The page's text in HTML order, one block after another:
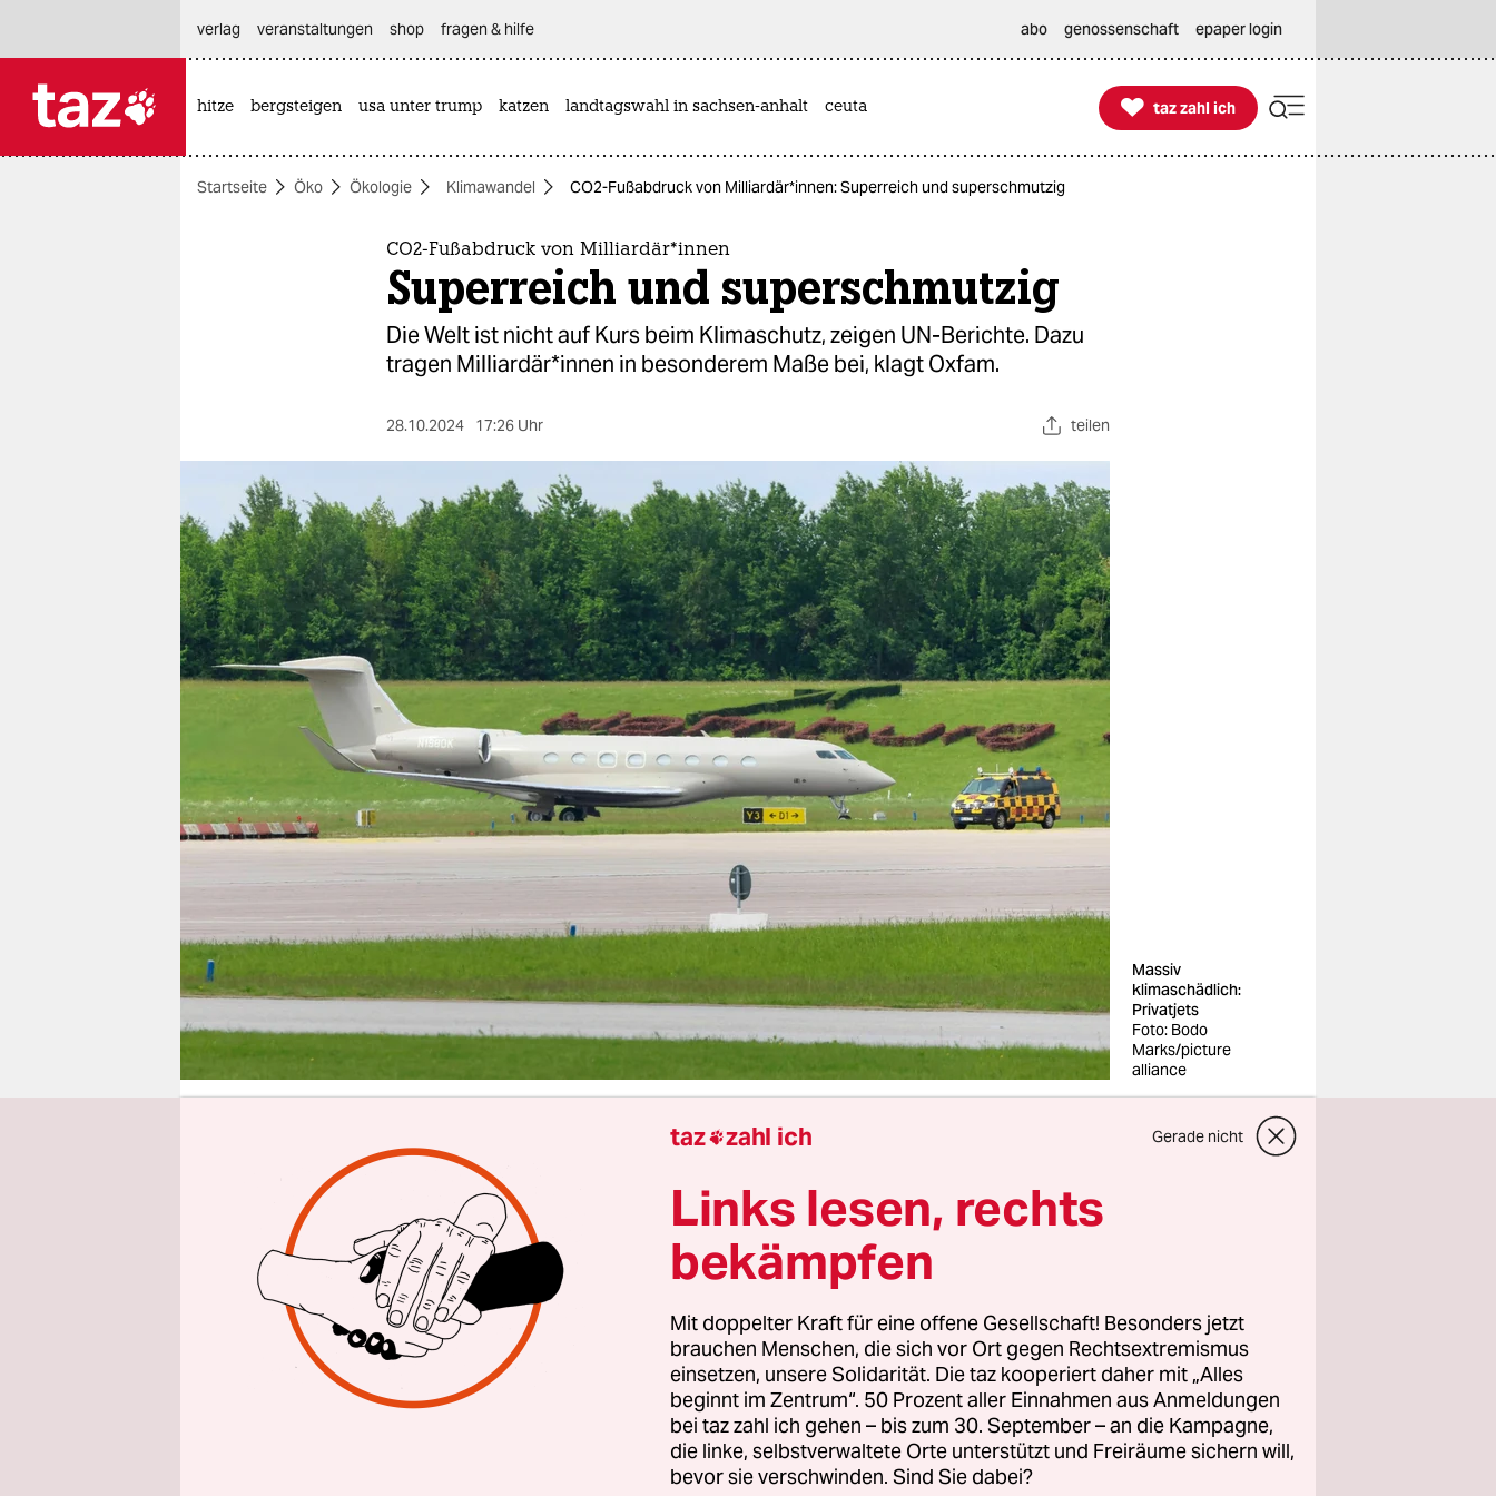
themen
berlin
nord
wahrheit
verlag
verlag
veranstaltungen
shop
fragen & hilfe
abo
genossenschaft
epaper login
verlag
veranstaltungen shop fragen & hilfe abo genossenschaft epaper login
hitze bergsteigen usa unter trump katzen landtagswahl in sachsen-anhalt ceuta 
taz zahl ich
taz zahl ich
Startseite Öko Ökologie Klimawandel CO2-Fußabdruck von Mil­li­ar­dä­r*in­nen: Superreich und superschmutzig
CO2-Fußabdruck von Mil­li­ar­dä­r*in­nen
Superreich und superschmutzig
Die Welt ist nicht auf Kurs beim Klimaschutz, zeigen UN-Berichte. Dazu
tragen Mil­li­ar­dä­r*in­nen in besonderem Maße bei, klagt Oxfam.
28.10.2024 17:26 Uhr teilen
Massiv
klimaschädlich:
Privatjets
Foto: Bodo
Marks/picture
alliance
Aus Berlin
Die Superreichen der Welt sind durch Luxusgüter wie Privatjets und
Jachten jährlich für mehr Treibhausgasemissionen verantwortlich, als
der Großteil der Menschheit in ihrem ganzen Leben ausstoßen wird.
Das hat eine Recherche der Nichtregierungsorganisation Oxfam
ergeben, die dafür die öffentlich verfügbaren Daten von Privatjets und
Jachten von 50 der reichsten Mil­li­ar­dä­r*in­nen ausgewertet hat.
Der Studie zufolge produziert ein durchschnittlicher Privatjet der
taz zahl ich Gerade nicht
Links lesen, rechts
bekämpfen
Mit doppelter Kraft für eine offene Gesellschaft! Besonders jetzt
brauchen Menschen, die sich vor Ort gegen Rechtsextremismus
einsetzen, unsere Solidarität. Die taz kooperiert daher mit „Alles
beginnt im Zentrum“. 50 Prozent aller Einnahmen aus Anmeldungen
bei taz zahl ich gehen – bis zum 30. September – an die Kampagne,
die linke, selbstverwaltete Orte unterstützt und Freiräume sichern will,
bevor sie verschwinden. Sind Sie dabei?